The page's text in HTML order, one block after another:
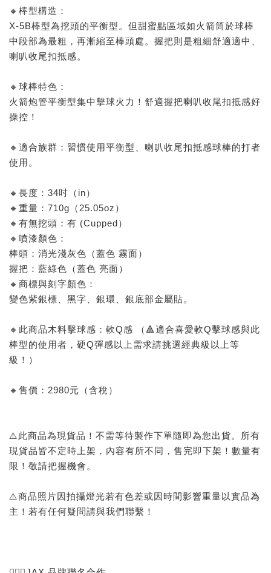
🔸棒型構造：
X-5B棒型為挖頭的平衡型。但甜蜜點區域如火箭筒於球棒
中段部為最粗，再漸縮至棒頭處。握把則是粗細舒適適中、
喇叭收尾扣抵感。
🔸球棒特色：
火箭炮管平衡型集中擊球火力！舒適握把喇叭收尾扣抵感好
操控！
🔸適合族群：習慣使用平衡型、喇叭收尾扣抵感球棒的打者
使用。
🔸長度：34吋（in）
🔸重量：710g（25.05oz）
🔸有無挖頭：有 (Cupped）
🔸噴漆顏色：
棒頭：消光淺灰色（蓋色 霧面）
握把：藍綠色（蓋色 亮面）
🔸商標與刻字顏色：
變色紫銀標、黑字、銀環、銀底部金屬貼。
🔸此商品木料擊球感：軟Q感 （🔺適合喜愛軟Q擊球感與此
棒型的使用者，硬Q彈感以上需求請挑選經典級以上等
級！）
🔸售價：2980元（含稅）
⚠️此商品為現貨品！不需等待製作下單隨即為您出貨。所有
現貨品皆不定時上架，內容有所不同，售完即下架！數量有
限！敬請把握機會。
⚠️商品照片因拍攝燈光若有色差或因時間影響重量以實品為
主！若有任何疑問請與我們聯繫！